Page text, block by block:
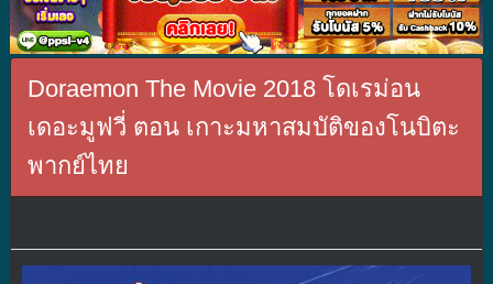
Doraemon The Movie 2018 โดเรม่อน
เดอะมูฟวี่ ตอน เกาะมหาสมบัติของโนบิตะ
พากย์ไทย